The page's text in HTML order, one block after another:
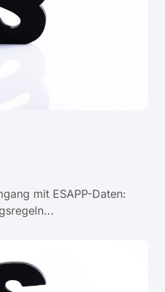
mit ESAPP-Daten: